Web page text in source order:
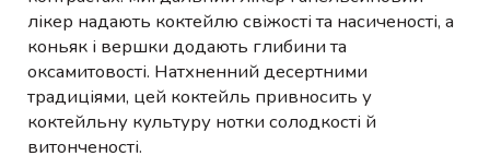
лікер надають коктейлю свіжості та насиченості, а
коньяк і вершки додають глибини та
оксамитовості. Натхненний десертними
традиціями, цей коктейль привносить у
коктейльну культуру нотки солодкості й
витонченості.